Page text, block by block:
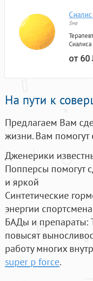
5мг
от 60
На пути к
Предлагаем Вам
жизни. Вам помогут
Дженерики
Попперсы помогут
и яркой
Синтетические
энергии
БАДы и препараты:
повысят
работу многих
super p force.